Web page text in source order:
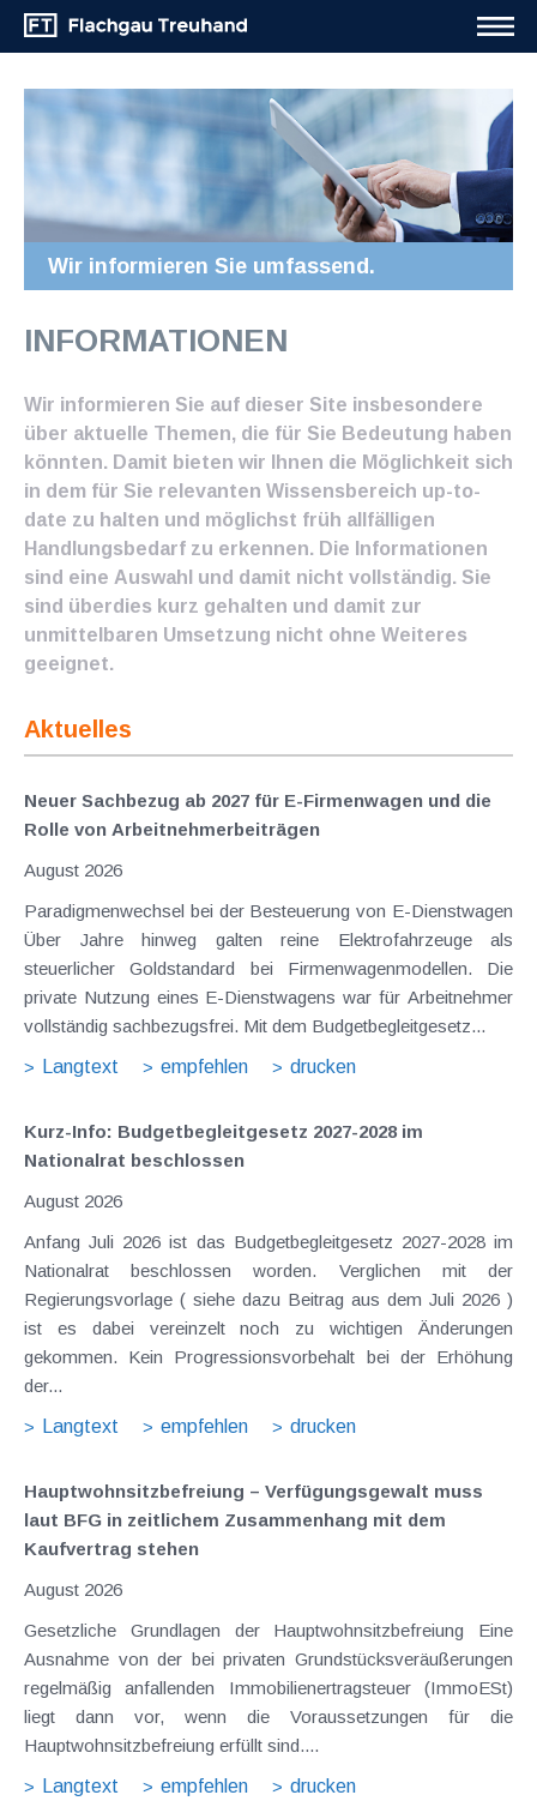
Wir informieren Sie umfassend.
INFORMATIONEN
Wir informieren Sie auf dieser Site insbesondere
über aktuelle Themen, die für Sie Bedeutung haben
könnten. Damit bieten wir Ihnen die Möglichkeit sich
in dem für Sie relevanten Wissensbereich up-to-
date zu halten und möglichst früh allfälligen
Handlungsbedarf zu erkennen. Die Informationen
sind eine Auswahl und damit nicht vollständig. Sie
sind überdies kurz gehalten und damit zur
unmittelbaren Umsetzung nicht ohne Weiteres
geeignet.
Aktuelles
Neuer Sachbezug ab 2027 für E-Firmenwagen und die
Rolle von Arbeitnehmer​­beiträgen
August 2026
Paradigmenwechsel bei der Besteuerung von E-Dienstwagen
Über Jahre hinweg galten reine Elektrofahrzeuge als
steuerlicher Goldstandard bei Firmenwagenmodellen. Die
private Nutzung eines E-Dienstwagens war für Arbeitnehmer
vollständig sachbezugsfrei. Mit dem Budgetbegleitgesetz...
Langtext
empfehlen drucken
Kurz-Info: Budgetbegleitgesetz 2027-2028 im
Nationalrat beschlossen
August 2026
Anfang Juli 2026 ist das Budgetbegleitgesetz 2027-2028 im
Nationalrat beschlossen worden. Verglichen mit der
Regierungsvorlage ( siehe dazu Beitrag aus dem Juli 2026 )
ist es dabei vereinzelt noch zu wichtigen Änderungen
gekommen. Kein Progressionsvorbehalt bei der Erhöhung
der...
Langtext
empfehlen drucken
Hauptwohnsitz​­befreiung – Verfügungsgewalt muss
laut BFG in zeitlichem Zusammenhang mit dem
Kaufvertrag stehen
August 2026
Gesetzliche Grundlagen der Hauptwohnsitzbefreiung Eine
Ausnahme von der bei privaten Grundstücksveräußerungen
regelmäßig anfallenden Immobilienertragsteuer (ImmoESt)
liegt dann vor, wenn die Voraussetzungen für die
Hauptwohnsitzbefreiung erfüllt sind....
Langtext
empfehlen drucken